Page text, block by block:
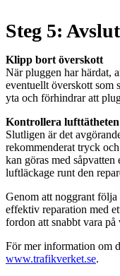
Steg 5:
Klipp bort överskott
När pluggen har härdat,
eventuellt överskott som
yta och förhindrar att
Kontrollera lufttätheten
Slutligen är det
rekommenderat tryck
kan göras med
luftläckage runt den
Genom att noggrant följa
effektiv reparation med
fordon att snabbt vara
För mer information om
www.trafikverket.se.